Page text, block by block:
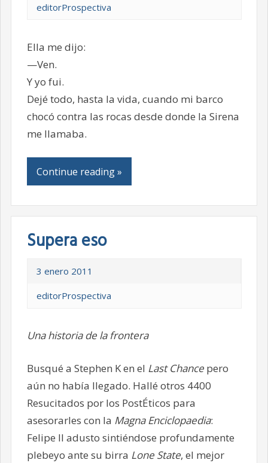
editorProspectiva
Ella me dijo:
—Ven.
Y yo fui.
Dejé todo, hasta la vida, cuando mi barco
chocó contra las rocas desde donde la Sirena
me llamaba.
Continue reading »
Supera eso
3 enero 2011
editorProspectiva
Una historia de la frontera
Busqué a Stephen K en el Last Chancepero
aún no había llegado. Hallé otros 4400
Resucitados por los PostÉticos para
asesorarles con la Magna Enciclopaedia:
Felipe II adusto sintiéndose profundamente
plebeyo ante su birra Lone State, el mejor